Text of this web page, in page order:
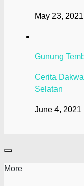
May 23, 2021
Gunung
Cerita
Selatan
June 4, 2021
More